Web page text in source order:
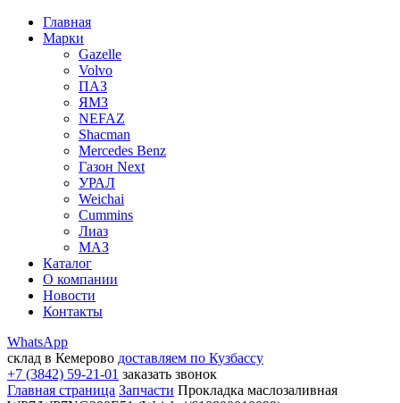
Главная
Марки
Gazelle
Volvo
ПАЗ
ЯМЗ
NEFAZ
Shacman
Mercedes Benz
Газон Next
УРАЛ
Weichai
Cummins
Лиаз
МАЗ
Каталог
О компании
Новости
Контакты
WhatsApp
склад в Кемерово доставляем по Кузбассу
+7 (3842) 59-21-01 заказать звонок
Главная страница Запчасти Прокладка маслозаливная